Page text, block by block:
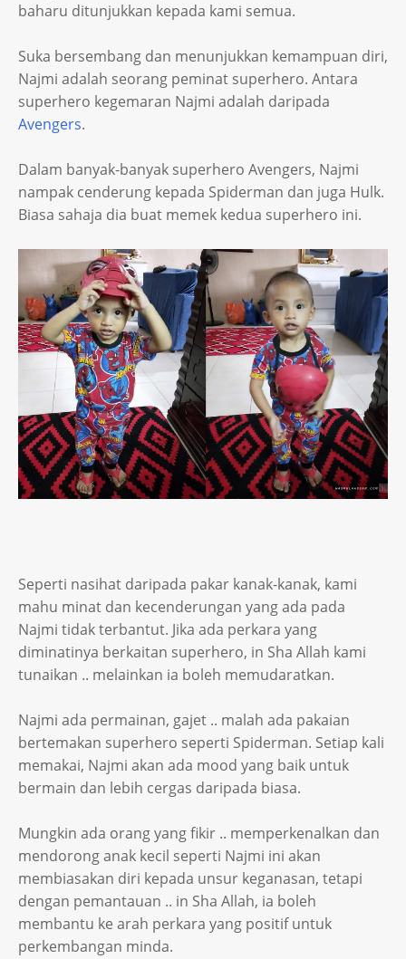
baharu ditunjukkan kepada kami semua.
Suka bersembang dan menunjukkan kemampuan diri,
Najmi adalah seorang peminat superhero. Antara
superhero kegemaran Najmi adalah daripada
Avengers.
Dalam banyak-banyak superhero Avengers, Najmi
nampak cenderung kepada Spiderman dan juga Hulk.
Biasa sahaja dia buat memek kedua superhero ini.
Seperti nasihat daripada pakar kanak-kanak, kami
mahu minat dan kecenderungan yang ada pada
Najmi tidak terbantut. Jika ada perkara yang
diminatinya berkaitan superhero, in Sha Allah kami
tunaikan .. melainkan ia boleh memudaratkan.
Najmi ada permainan, gajet .. malah ada pakaian
bertemakan superhero seperti Spiderman. Setiap kali
memakai, Najmi akan ada mood yang baik untuk
bermain dan lebih cergas daripada biasa.
Mungkin ada orang yang fikir .. memperkenalkan dan
mendorong anak kecil seperti Najmi ini akan
membiasakan diri kepada unsur keganasan, tetapi
dengan pemantauan .. in Sha Allah, ia boleh
membantu ke arah perkara yang positif untuk
perkembangan minda.